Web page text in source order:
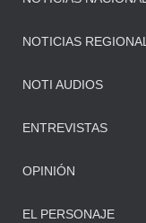
NOTICIAS REGIONAL
NOTI AUDIOS
ENTREVISTAS
OPINIÓN
EL PERSONAJE